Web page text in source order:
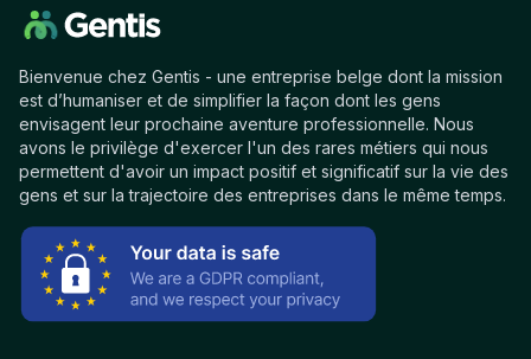
Bienvenue chez Gentis - une entreprise belge dont la mission
est d’humaniser et de simplifier la façon dont les gens
envisagent leur prochaine aventure professionnelle. Nous
avons le privilège d'exercer l'un des rares métiers qui nous
permettent d'avoir un impact positif et significatif sur la vie des
gens et sur la trajectoire des entreprises dans le même temps.